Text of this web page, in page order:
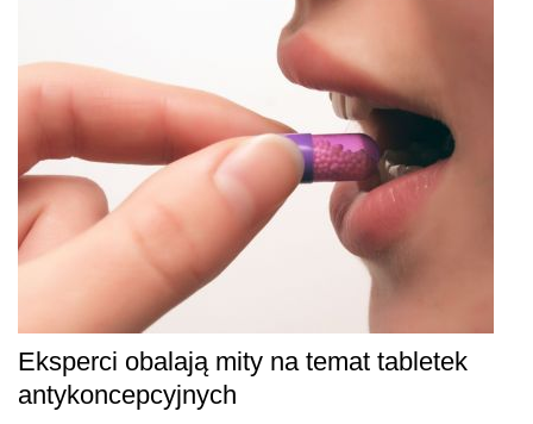
Eksperci obalają mity na temat tabletek
antykoncepcyjnych